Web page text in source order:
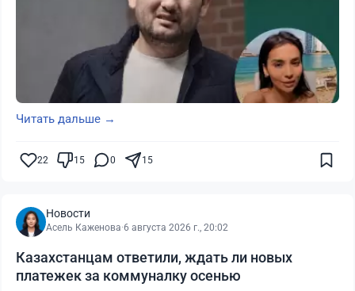
Читать дальше →
22 15 0 15
Новости
Асель Каженова·6 августа 2026 г., 20:02
Казахстанцам ответили, ждать ли новых
платежек за коммуналку осенью